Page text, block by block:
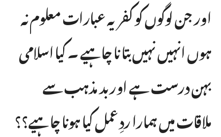
اور جن لوگوں کو کفریہ عبارات معلوم نہ
ہوں انہیں نہیں بتا نا چاہیے ۔ کیا اسلامی
بہن درست ہے اور بد مذہب سے
ملاقات میں ہمارا ردِ عمل کیا ہونا چاہیے؟؟